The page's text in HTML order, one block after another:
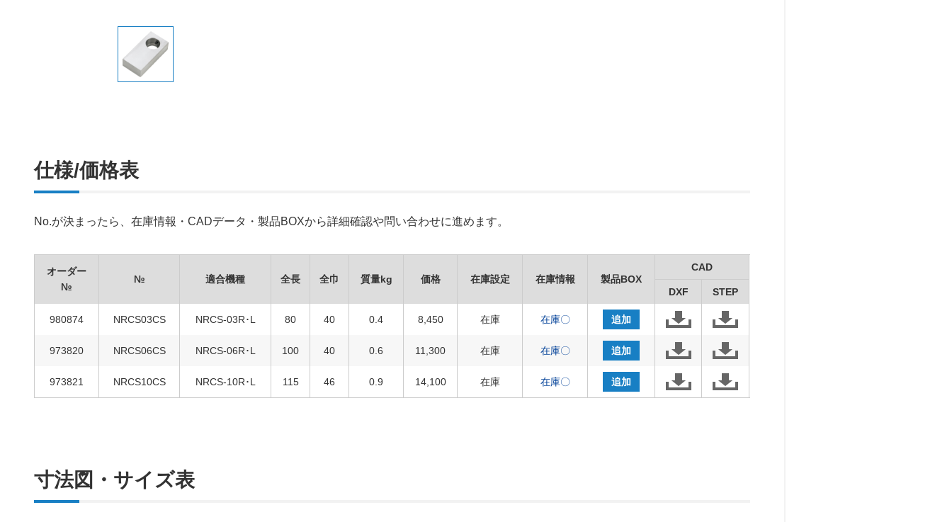
仕様/価格表
No.が決まったら、在庫情報・CADデータ・製品BOXから詳細確認や問い合わせに進めます。
オーダー
№
№ 適合機種 全長 全巾 質量kg 価格 在庫設定 在庫情報 製品BOX
CAD
DXF STEP
980874 NRCS03CS NRCS-03R･L 80 40 0.4 8,450 在庫 在庫〇 追加
973820 NRCS06CS NRCS-06R･L 100 40 0.6 11,300 在庫 在庫〇 追加
973821 NRCS10CS NRCS-10R･L 115 46 0.9 14,100 在庫 在庫〇 追加
寸法図・サイズ表